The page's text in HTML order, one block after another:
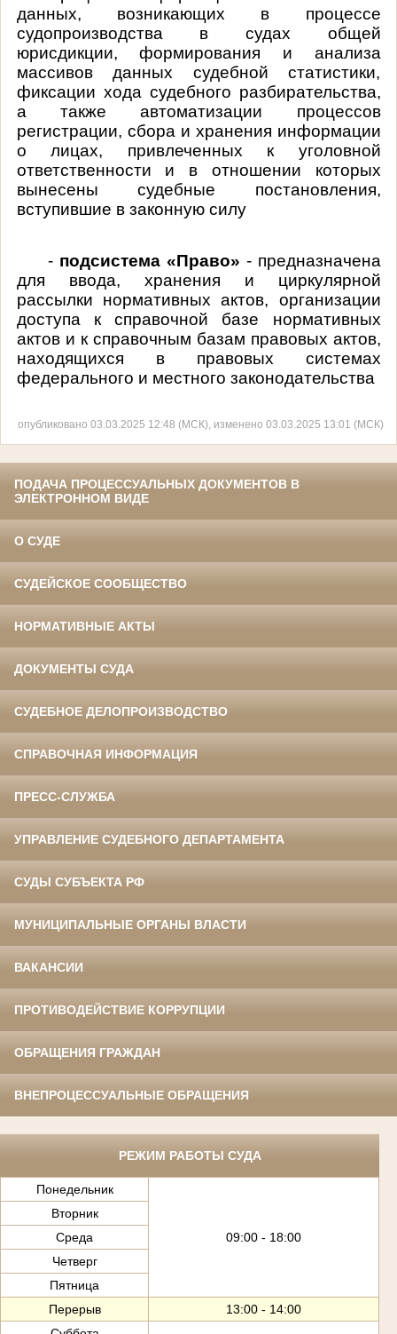
данных, возникающих в процессе
судопроизводства в судах общей
юрисдикции, формирования и анализа
массивов данных судебной статистики,
фиксации хода судебного разбирательства,
а также автоматизации процессов
регистрации, сбора и хранения информации
о лицах, привлеченных к уголовной
ответственности и в отношении которых
вынесены судебные постановления,
вступившие в законную силу
-подсистема «Право» - предназначена
для ввода, хранения и циркулярной
рассылки нормативных актов, организации
доступа к справочной базе нормативных
актов и к справочным базам правовых актов,
находящихся в правовых системах
федерального и местного законодательства
опубликовано 03.03.2025 12:48 (МСК), изменено 03.03.2025 13:01 (МСК)
ПОДАЧА ПРОЦЕССУАЛЬНЫХ ДОКУМЕНТОВ В
ЭЛЕКТРОННОМ ВИДЕ
О СУДЕ
СУДЕЙСКОЕ СООБЩЕСТВО
НОРМАТИВНЫЕ АКТЫ
ДОКУМЕНТЫ СУДА
СУДЕБНОЕ ДЕЛОПРОИЗВОДСТВО
СПРАВОЧНАЯ ИНФОРМАЦИЯ
ПРЕСС-СЛУЖБА
УПРАВЛЕНИЕ СУДЕБНОГО ДЕПАРТАМЕНТА
СУДЫ СУБЪЕКТА РФ
МУНИЦИПАЛЬНЫЕ ОРГАНЫ ВЛАСТИ
ВАКАНСИИ
ПРОТИВОДЕЙСТВИЕ КОРРУПЦИИ
ОБРАЩЕНИЯ ГРАЖДАН
ВНЕПРОЦЕССУАЛЬНЫЕ ОБРАЩЕНИЯ
РЕЖИМ РАБОТЫ СУДА
Понедельник
09:00 - 18:00
Вторник
Среда
Четверг
Пятница
Перерыв
13:00 - 14:00